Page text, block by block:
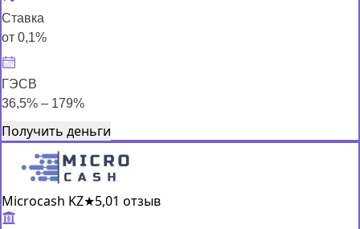
Ставка
от 0,1%
ГЭСВ
36,5% – 179%
Получить деньги
Microcash KZ★5,01 отзыв